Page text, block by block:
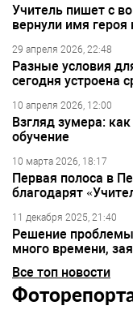
Учитель пишет с
вернули имя героя
29 апреля 2026, 22:48
Разные условия
сегодня устроена
10 апреля 2026, 12:00
Взгляд зумера:
обучение
10 марта 2026, 18:17
Первая полоса в
благодарят
11 декабря 2025, 21:40
Решение проблемы
много времени,
Все топ новости